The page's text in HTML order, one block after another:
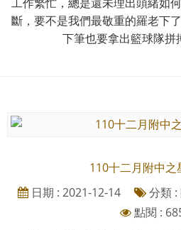
斷，要不是我們最敬重的羅老下
下筆也要拿出籃球隊拼
110十二月附中之
日期 : 2021-12-14
分類 :
點閱 :